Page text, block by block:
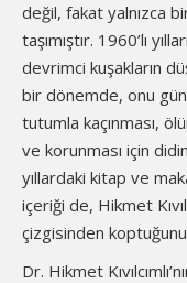
değil, fakat yalnızca
taşımıştır. 1960’lı
devrimci kuşakların
bir dönemde, onu gün
tutumla kaçınması,
ve korunması için
yıllardaki kitap ve
içeriği de, Hikmet
çizgisinden
Dr. Hikmet